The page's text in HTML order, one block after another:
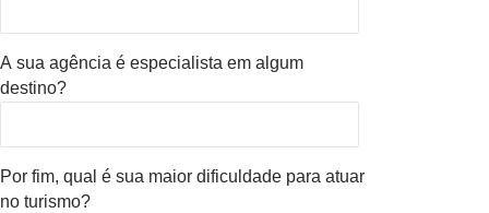
A sua agência é especialista em algum
destino?
Por fim, qual é sua maior dificuldade para atuar
no turismo?